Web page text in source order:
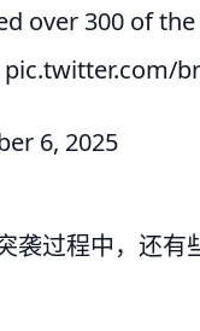
over 300 of
pic.twitter.com/
6, 2025
袭过程中，还有